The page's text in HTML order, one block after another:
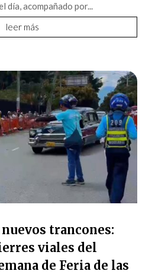
día, acompañado por...
leer más
trancones:
viales del
de Feria de las